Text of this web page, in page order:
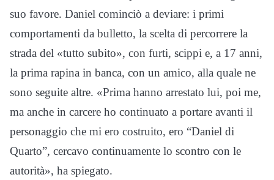
suo favore. Daniel cominciò a deviare: i primi
comportamenti da bulletto, la scelta di percorrere la
strada del «tutto subito», con furti, scippi e, a 17 anni,
la prima rapina in banca, con un amico, alla quale ne
sono seguite altre. «Prima hanno arrestato lui, poi me,
ma anche in carcere ho continuato a portare avanti il
personaggio che mi ero costruito, ero “Daniel di
Quarto”, cercavo continuamente lo scontro con le
autorità», ha spiegato.